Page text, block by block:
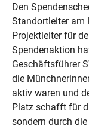
Den
Standortleiter am
Projektleiter für
Spendenaktion
Geschäftsführer
die
aktiv waren und
Platz schafft für
sondern durch